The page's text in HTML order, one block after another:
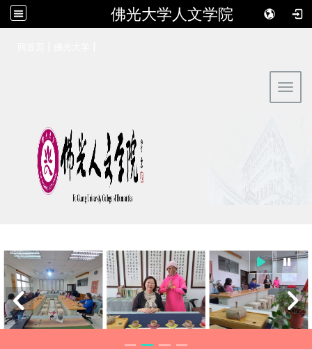
佛光大学人文学院